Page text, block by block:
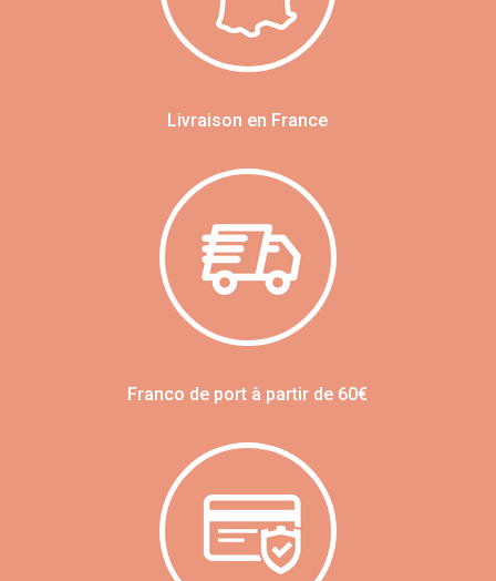
Livraison en France
Franco de port à partir de 60€